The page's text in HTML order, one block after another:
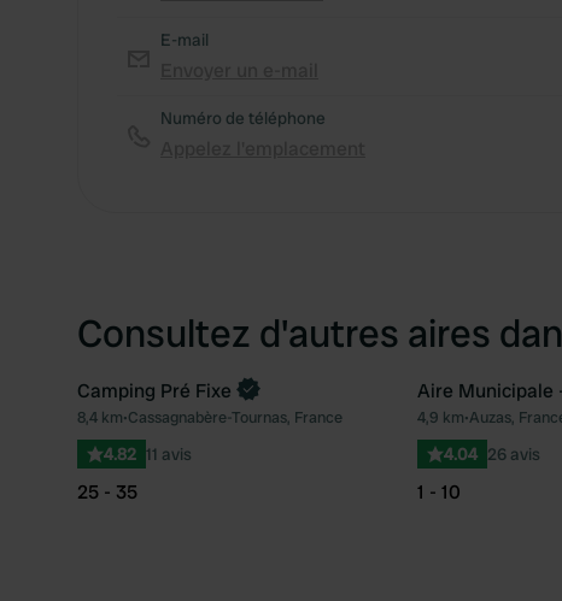
E-mail
Numéro de téléphone
Consultez d'autres aires
Préféré
Reserve maintenant
Camping Pré Fixe
8,4 km•Cassagnabère-Tournas, France
4.82 11 avis
25 - 35
Aire Municipale
4,9 km•Auzas,
4.04 26 avis
1 - 10